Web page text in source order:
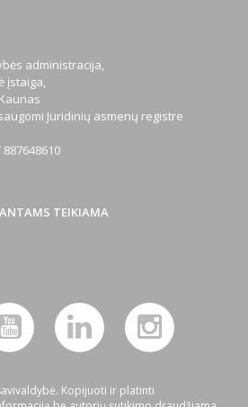
administracija,
įstaiga,
Juridinių asmenų registre
887648610
TEIKIAMA
Kopijuoti ir platinti